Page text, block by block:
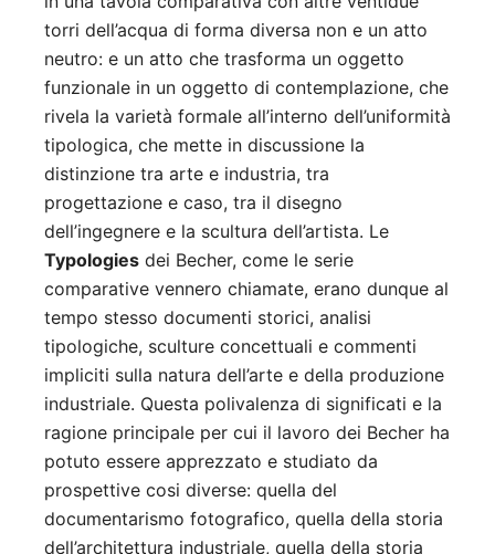
torri dell’acqua di forma diversa non e un atto
neutro: e un atto che trasforma un oggetto
funzionale in un oggetto di contemplazione, che
rivela la varietà formale all’interno dell’uniformità
tipologica, che mette in discussione la
distinzione tra arte e industria, tra
progettazione e caso, tra il disegno
dell’ingegnere e la scultura dell’artista. Le
Typologies dei Becher, come le serie
comparative vennero chiamate, erano dunque al
tempo stesso documenti storici, analisi
tipologiche, sculture concettuali e commenti
impliciti sulla natura dell’arte e della produzione
industriale. Questa polivalenza di significati e la
ragione principale per cui il lavoro dei Becher ha
potuto essere apprezzato e studiato da
prospettive cosi diverse: quella del
documentarismo fotografico, quella della storia
dell’architettura industriale, quella della storia